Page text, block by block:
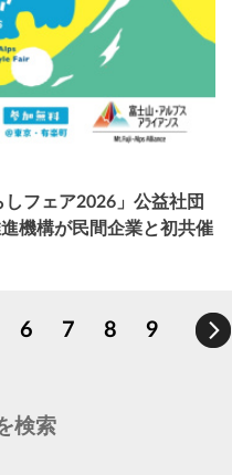
しフェア2026」公益社団
機構が民間企業と初共催
P
6
P
7
P
8
P
9
検索